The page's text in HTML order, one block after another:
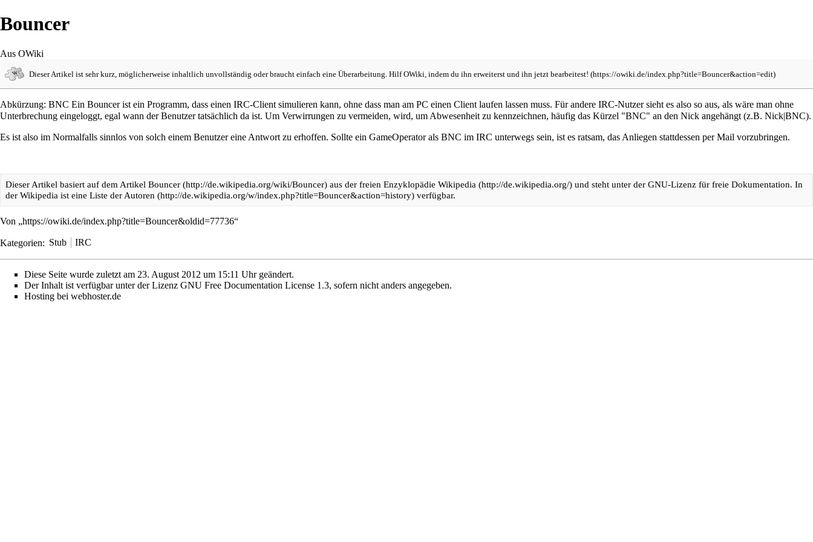
Bouncer
Aus OWiki
Dieser Artikel ist sehr kurz, möglicherweise inhaltlich unvollständig oder braucht einfach eine Überarbeitung. Hilf OWiki, indem du ihn erweiterst und ihn jetzt bearbeitest!
Abkürzung: BNC Ein Bouncer ist ein Programm, dass einen IRC-Client simulieren kann, ohne dass man am PC einen Client laufen lassen muss. Für andere IRC-Nutzer sieht es also so aus, als wäre man ohne
Unterbrechung eingeloggt, egal wann der Benutzer tatsächlich da ist. Um Verwirrungen zu vermeiden, wird, um Abwesenheit zu kennzeichnen, häufig das Kürzel "BNC" an den Nick angehängt (z.B. Nick|BNC).
Es ist also im Normalfalls sinnlos von solch einem Benutzer eine Antwort zu erhoffen. Sollte ein GameOperatorals BNC im IRC unterwegs sein, ist es ratsam, das Anliegen stattdessen per Mail vorzubringen.
Dieser Artikel basiert auf dem Artikel Bouncer aus der freien Enzyklopädie Wikipedia und steht unter der GNU-Lizenz für freie Dokumentation. In
der Wikipedia ist eine Liste der Autoren verfügbar.
Von „https://owiki.de/index.php?title=Bouncer&oldid=77736“
Kategorien: Stub IRC
Diese Seite wurde zuletzt am 23. August 2012 um 15:11 Uhr geändert.
Der Inhalt ist verfügbar unter der Lizenz GNU Free Documentation License 1.3, sofern nicht anders angegeben.
Hosting bei webhoster.de